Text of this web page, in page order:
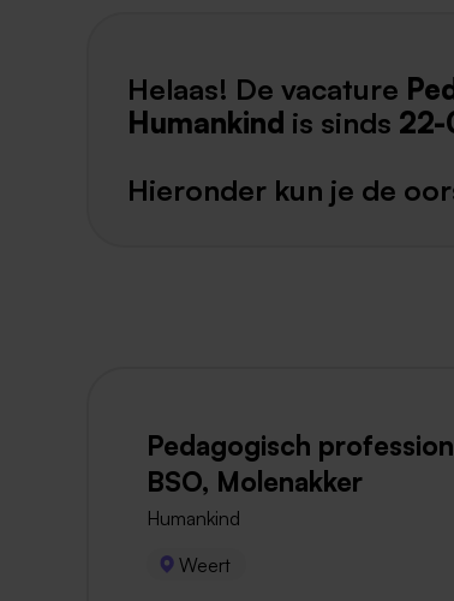
Helaas! De vacature
Humankind is sinds
Hieronder kun je de
Pedagogisch
BSO, Molenakker
Humankind
Weert